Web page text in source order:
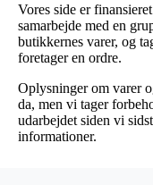
Vores side er
samarbejde med en
butikkernes varer, og
foretager en ordre.
Oplysninger om varer
da, men vi tager
udarbejdet siden vi
informationer.